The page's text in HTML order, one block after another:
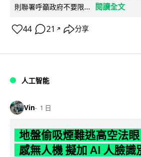
則聯署呼籲政府不要限...
閱讀全文
44 21 ↗ 分享
人工智能
Vin 1 日
地盤偷吸煙難逃高空法
感無人機 擬加 AI 人臉識